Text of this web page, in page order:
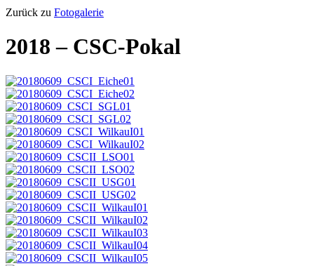
Zurück zu Fotogalerie
2018 – CSC-Pokal